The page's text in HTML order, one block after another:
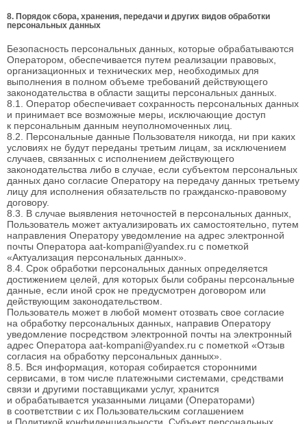
8. Порядок сбора, хранения, передачи и других видов обработки
персональных данных
Безопасность персональных данных, которые обрабатываются
Оператором, обеспечивается путем реализации правовых,
организационных и технических мер, необходимых для
выполнения в полном объеме требований действующего
законодательства в области защиты персональных данных.
8.1. Оператор обеспечивает сохранность персональных данных
и принимает все возможные меры, исключающие доступ
к персональным данным неуполномоченных лиц.
8.2. Персональные данные Пользователя никогда, ни при каких
условиях не будут переданы третьим лицам, за исключением
случаев, связанных с исполнением действующего
законодательства либо в случае, если субъектом персональных
данных дано согласие Оператору на передачу данных третьему
лицу для исполнения обязательств по гражданско-правовому
договору.
8.3. В случае выявления неточностей в персональных данных,
Пользователь может актуализировать их самостоятельно, путем
направления Оператору уведомление на адрес электронной
почты Оператора aat-kompani@yandex.ru с пометкой
«Актуализация персональных данных».
8.4. Срок обработки персональных данных определяется
достижением целей, для которых были собраны персональные
данные, если иной срок не предусмотрен договором или
действующим законодательством.
Пользователь может в любой момент отозвать свое согласие
на обработку персональных данных, направив Оператору
уведомление посредством электронной почты на электронный
адрес Оператора aat-kompani@yandex.ru с пометкой «Отзыв
согласия на обработку персональных данных».
8.5. Вся информация, которая собирается сторонними
сервисами, в том числе платежными системами, средствами
связи и другими поставщиками услуг, хранится
и обрабатывается указанными лицами (Операторами)
в соответствии с их Пользовательским соглашением